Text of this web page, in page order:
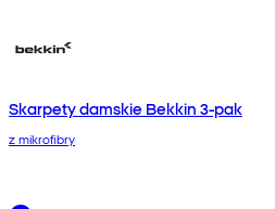
Skarpety damskie Bekkin 3-pak
z mikrofibry